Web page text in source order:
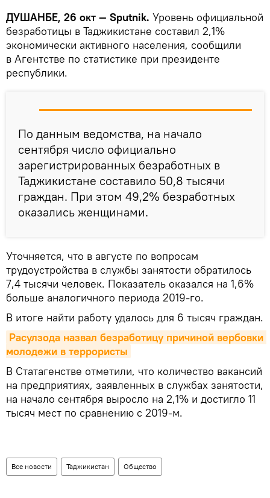
ДУШАНБЕ, 26 окт — Sputnik. Уровень официальной
безработицы в Таджикистане составил 2,1%
экономически активного населения, сообщили
в Агентстве по статистике при президенте
республики.
По данным ведомства, на начало
сентября число официально
зарегистрированных безработных в
Таджикистане составило 50,8 тысячи
граждан. При этом 49,2% безработных
оказались женщинами.
Уточняется, что в августе по вопросам
трудоустройства в службы занятости обратилось
7,4 тысячи человек. Показатель оказался на 1,6%
больше аналогичного периода 2019-го.
В итоге найти работу удалось для 6 тысяч граждан.
Расулзода назвал безработицу причиной вербовки
молодежи в террористы
В Статагенстве отметили, что количество вакансий
на предприятиях, заявленных в службах занятости,
на начало сентября выросло на 2,1% и достигло 11
тысяч мест по сравнению с 2019-м.
Все новости Таджикистан Общество